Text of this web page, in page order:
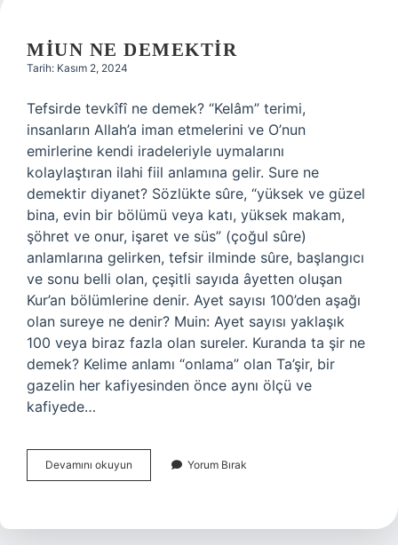
MIUN NE DEMEKTIR
Tarih: Kasım 2, 2024
Tefsirde tevkîfî ne demek? “Kelâm” terimi,
insanların Allah’a iman etmelerini ve O’nun
emirlerine kendi iradeleriyle uymalarını
kolaylaştıran ilahi fiil anlamına gelir. Sure ne
demektir diyanet? Sözlükte sûre, “yüksek ve güzel
bina, evin bir bölümü veya katı, yüksek makam,
şöhret ve onur, işaret ve süs” (çoğul sûre)
anlamlarına gelirken, tefsir ilminde sûre, başlangıcı
ve sonu belli olan, çeşitli sayıda âyetten oluşan
Kur’an bölümlerine denir. Ayet sayısı 100’den aşağı
olan sureye ne denir? Muin: Ayet sayısı yaklaşık
100 veya biraz fazla olan sureler. Kuranda ta şir ne
demek? Kelime anlamı “onlama” olan Ta’şir, bir
gazelin her kafiyesinden önce aynı ölçü ve
kafiyede…
Devamını okuyun
Ne
Yorum Bırak